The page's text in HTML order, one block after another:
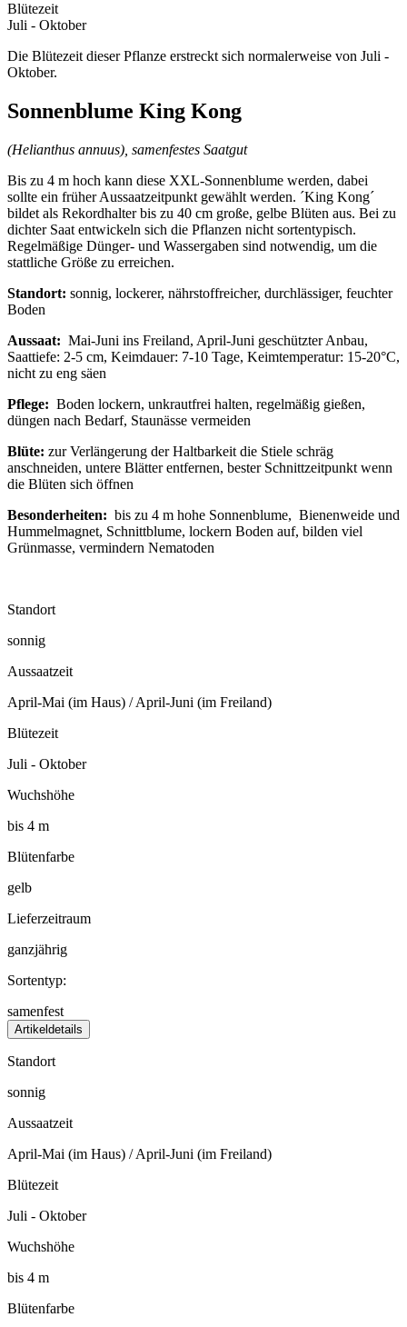
Blütezeit
Juli - Oktober
Die Blütezeit dieser Pflanze erstreckt sich normalerweise von Juli -
Oktober.
Sonnenblume King Kong
(Helianthus annuus), samenfestes Saatgut
Bis zu 4 m hoch kann diese XXL-Sonnenblume werden, dabei
sollte ein früher Aussaatzeitpunkt gewählt werden. ´King Kong´
bildet als Rekordhalter bis zu 40 cm große, gelbe Blüten aus. Bei zu
dichter Saat entwickeln sich die Pflanzen nicht sortentypisch.
Regelmäßige Dünger- und Wassergaben sind notwendig, um die
stattliche Größe zu erreichen.
Standort: sonnig, lockerer, nährstoffreicher, durchlässiger, feuchter
Boden
Aussaat: Mai-Juni ins Freiland, April-Juni geschützter Anbau,
Saattiefe: 2-5 cm, Keimdauer: 7-10 Tage, Keimtemperatur: 15-20°C,
nicht zu eng säen
Pflege: Boden lockern, unkrautfrei halten, regelmäßig gießen,
düngen nach Bedarf, Staunässe vermeiden
Blüte: zur Verlängerung der Haltbarkeit die Stiele schräg
anschneiden, untere Blätter entfernen, bester Schnittzeitpunkt wenn
die Blüten sich öffnen
Besonderheiten: bis zu 4 m hohe Sonnenblume, Bienenweide und
Hummelmagnet, Schnittblume, lockern Boden auf, bilden viel
Grünmasse, vermindern Nematoden
Standort
sonnig
Aussaatzeit
April-Mai (im Haus) / April-Juni (im Freiland)
Blütezeit
Juli - Oktober
Wuchshöhe
bis 4 m
Blütenfarbe
gelb
Lieferzeitraum
ganzjährig
Sortentyp:
samenfest
Artikeldetails
Standort
sonnig
Aussaatzeit
April-Mai (im Haus) / April-Juni (im Freiland)
Blütezeit
Juli - Oktober
Wuchshöhe
bis 4 m
Blütenfarbe